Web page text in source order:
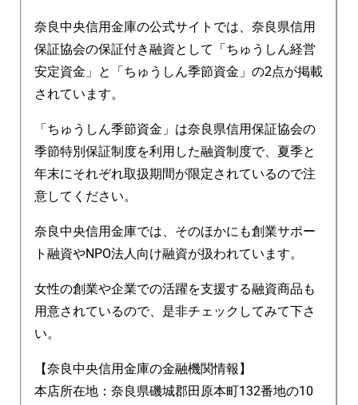
奈良中央信用金庫の公式サイトでは、奈良県信用
保証協会の保証付き融資として「ちゅうしん経営
安定資金」と「ちゅうしん季節資金」の2点が掲載
されています。
「ちゅうしん季節資金」は奈良県信用保証協会の
季節特別保証制度を利用した融資制度で、夏季と
年末にそれぞれ取扱期間が限定されているので注
意してください。
奈良中央信用金庫では、そのほかにも創業サポー
ト融資やNPO法人向け融資が扱われています。
女性の創業や企業での活躍を支援する融資商品も
用意されているので、是非チェックしてみて下さ
い。
【奈良中央信用金庫の金融機関情報】
本店所在地：奈良県磯城郡田原本町132番地の10